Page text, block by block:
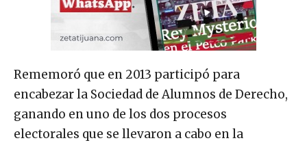
Rememoró que en 2013 participó para
encabezar la Sociedad de Alumnos de Derecho,
ganando en uno de los dos procesos
electorales que se llevaron a cabo en la